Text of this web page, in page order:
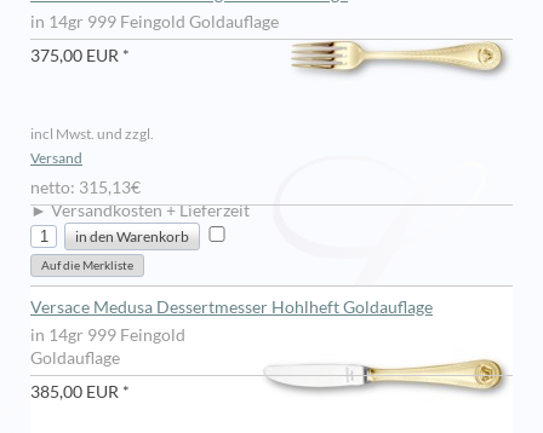
in 14gr 999 Feingold Goldauflage
375,00 EUR *
incl Mwst. und zzgl.
Versand
netto: 315,13€
► Versandkosten + Lieferzeit
Versace Medusa Dessertmesser Hohlheft Goldauflage
in 14gr 999 Feingold
Goldauflage
385,00 EUR *